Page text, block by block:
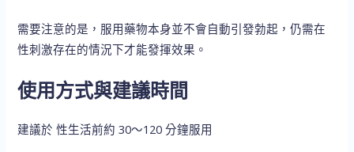
需要注意的是，服用藥物本身並不會自動引發勃起，仍需在
性刺激存在的情況下才能發揮效果。
使用方式與建議時間
建議於 性生活前約 30～120 分鐘服用